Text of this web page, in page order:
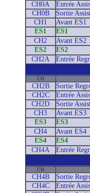
CH0A
Entrée
CH0B
Sortie
CH1
Avant ES1
ES1
ES1
CH2
Avant ES2
ES2
ES2
CH2A Entrée
CH
CH2B
Sortie
CH2C
Entrée
CH2D
Sortie
CH3
Avant ES3
ES3
ES3
CH4
Avant ES4
ES4
ES4
CH4A Entrée
CH
CH4B
Sortie
CH4C
Entrée